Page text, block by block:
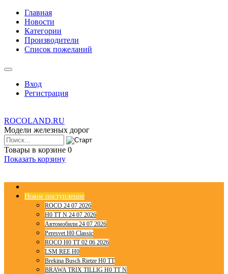
Главная
Новости
Категории
Производители
Список пожеланий
Вход
Регистрация
ROCOLAND.RU
Модели железных дорог
Товары в корзине 0
Показать корзину
Новое поступление
ROCO 24 07 2026
H0 TT N 24 07 2026
Автомобили 24 07 2026
Peresvet H0 Classic
ROCO H0 TT 02 06 2026
LSM REE H0
Brekina Busch Rietze H0 TT
BRAWA TRIX TILLIG H0 TT N